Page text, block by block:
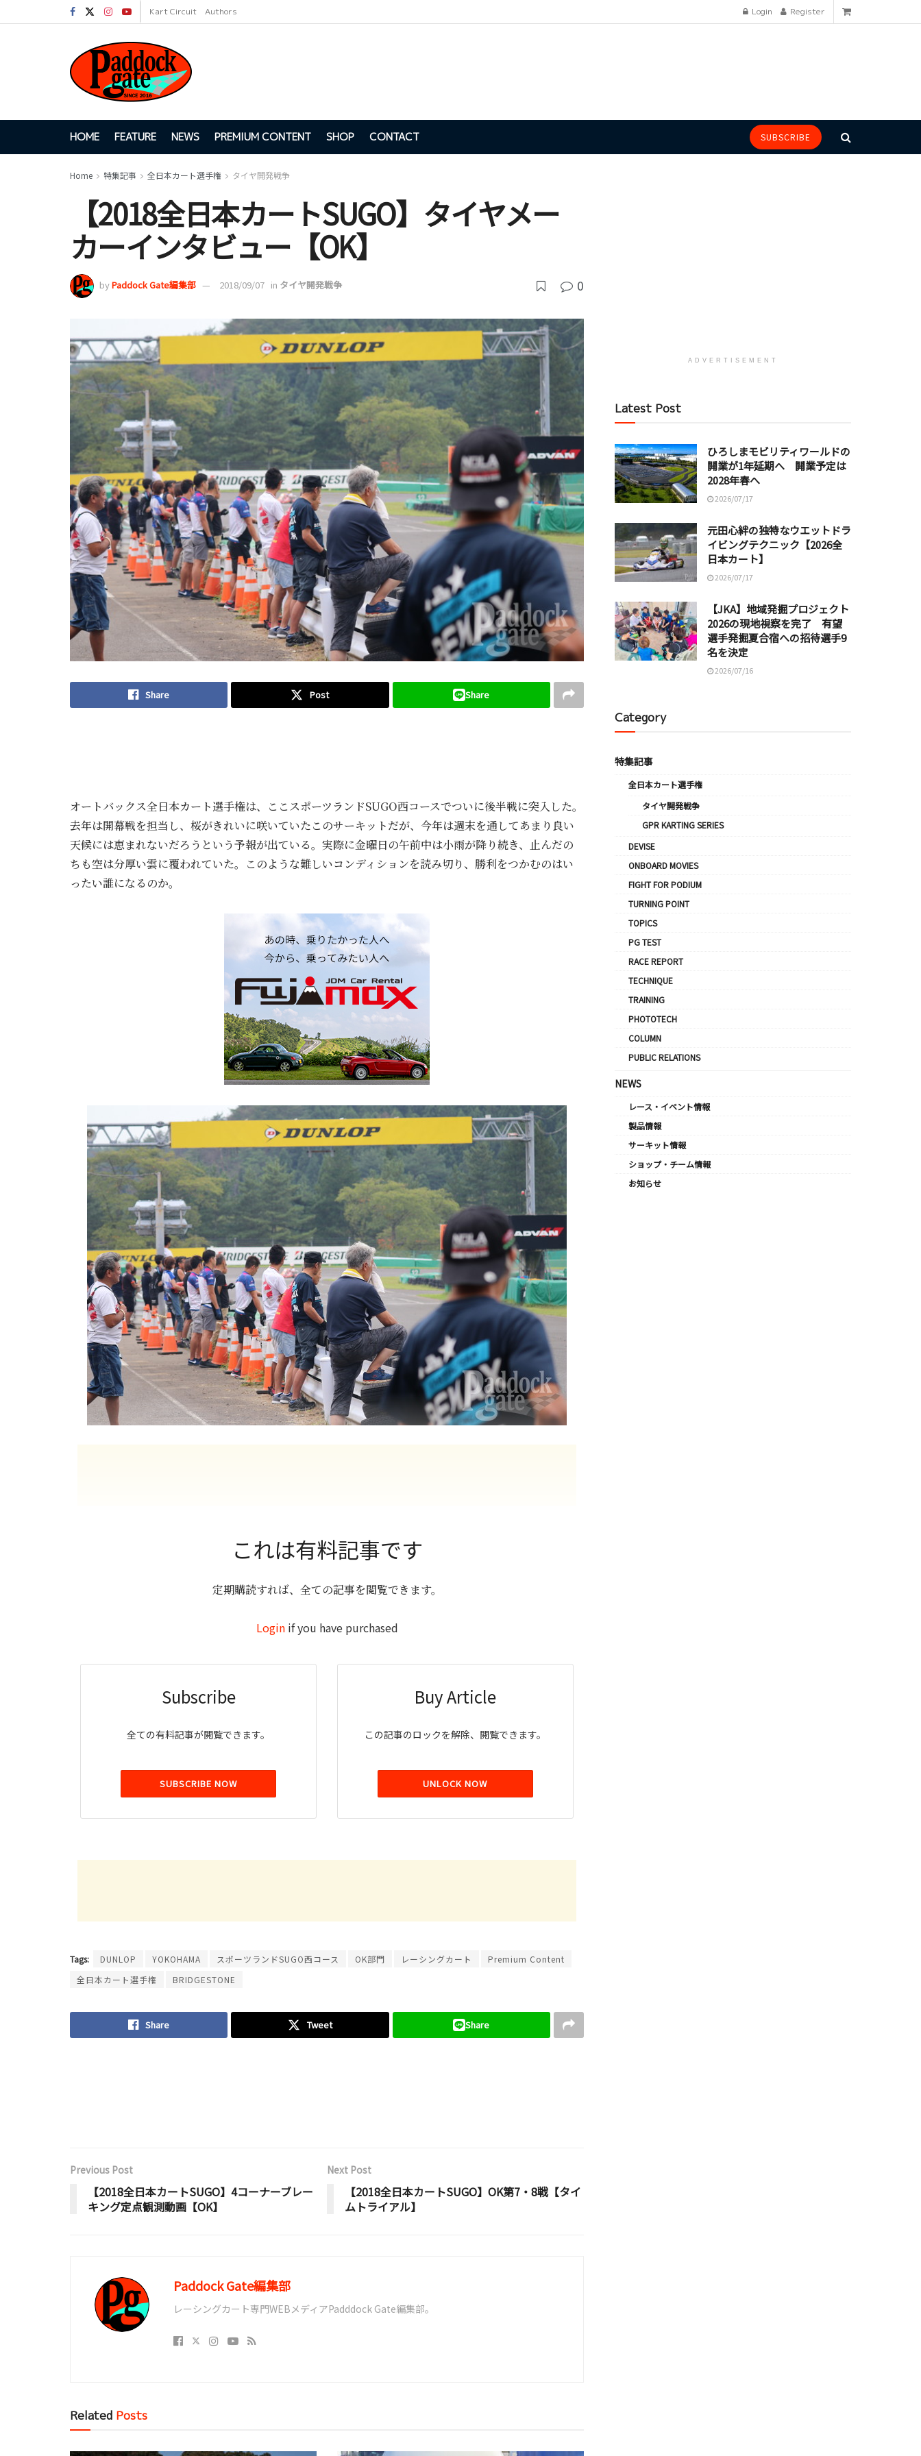
Kart Circuit Authors Login Register
HOME FEATURE NEWS PREMIUM CONTENT SHOP CONTACT SUBSCRIBE
Home 特集記事 全日本カート選手権 タイヤ開発戦争
【2018全日本カートSUGO】タイヤメー
カーインタビュー【OK】
byPaddock Gate編集部 2018/09/07 in タイヤ開発戦争 0
Share Post Share
オートバックス全日本カート選手権は、ここスポーツランドSUGO西コースでついに後半戦に突入した。
去年は開幕戦を担当し、桜がきれいに咲いていたこのサーキットだが、今年は週末を通してあまり良い
天候には恵まれないだろうという予報が出ている。実際に金曜日の午前中は小雨が降り続き、止んだの
ちも空は分厚い雲に覆われていた。このような難しいコンディションを読み切り、勝利をつかむのはい
ったい誰になるのか。
これは有料記事です
定期購読すれば、全ての記事を閲覧できます。
Loginif you have purchased
Subscribe
全ての有料記事が閲覧できます。
SUBSCRIBE NOW
Buy Article
この記事のロックを解除、閲覧できます。
UNLOCK NOW
Tags: DUNLOP YOKOHAMA スポーツランドSUGO西コース OK部門 レーシングカート
Premium Content
全日本カート選手権
BRIDGESTONE
Share Tweet Share
Previous Post
【2018全日本カートSUGO】4コーナーブレー
キング定点観測動画【OK】
Next Post
【2018全日本カートSUGO】OK第7・8戦【タイ
ムトライアル】
Paddock Gate編集部
レーシングカート専門WEBメディアPadddock Gate編集部。
Related Posts
ADVERTISEMENT
Latest Post
ひろしまモビリティワールドの
開業が1年延期へ 開業予定は
2028年春へ
2026/07/17
元田心絆の独特なウエットドラ
イビングテクニック【2026全
日本カート】
2026/07/17
【JKA】地域発掘プロジェクト
2026の現地視察を完了 有望
選手発掘夏合宿への招待選手9
名を決定
2026/07/16
Category
特集記事
全日本カート選手権
タイヤ開発戦争
GPR KARTING SERIES
DEVISE
ONBOARD MOVIES
FIGHT FOR PODIUM
TURNING POINT
TOPICS
PG TEST
RACE REPORT
TECHNIQUE
TRAINING
PHOTOTECH
COLUMN
PUBLIC RELATIONS
NEWS
レース・イベント情報
製品情報
サーキット情報
ショップ・チーム情報
お知らせ